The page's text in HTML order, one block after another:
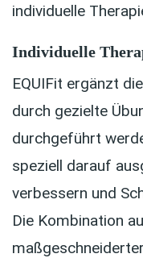
individuelle
Individuelle
EQUIFit ergänzt
durch gezielte
durchgeführt
speziell darauf
verbessern und
Die Kombination